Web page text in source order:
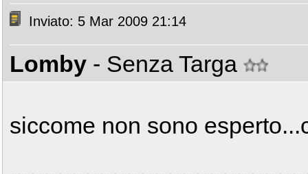
Inviato: 5 Mar 2009 21:14
Lomby - Senza Targa
siccome non sono